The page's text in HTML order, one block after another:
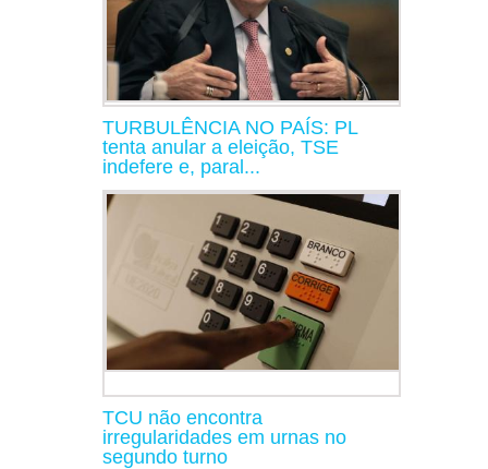
TURBULÊNCIA NO PAÍS: PL
tenta anular a eleição, TSE
indefere e, paral...
TCU não encontra
irregularidades em urnas no
segundo turno